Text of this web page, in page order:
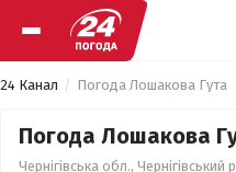
24 Канал Погода Лошакова Гута
Погода Лошакова
Чернігівська обл.,